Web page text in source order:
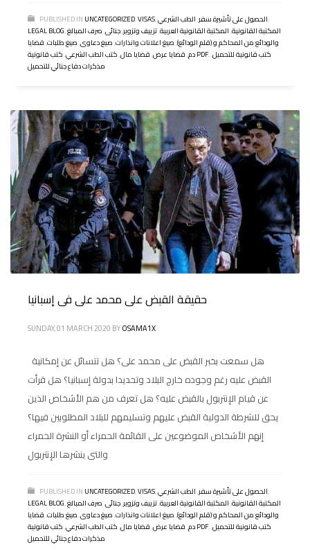
PUBLISHED IN UNCATEGORIZED,VISAS, الحصول على تأشيرة سفر,الطب الشرعي
,
LEGAL BLOG, المكتبة القانونية,المكتبة القانونية العربية,تزييف وتزوير,جنائى,صرف المبالغ
والودائع من المحاكم و (قلم الودائع),صيغ اعلانات وانذارات,صيغ دعاوى,صيغ طلبات,قضايا
دم,قضايا عرض,قضايا مال,كتب الطب الشرعي, كتب قانونية PDF, كتب قانونية للتحميل,
مذكرات دفاع جنائي للتحميل
حقيقة القبض على محمد على فى إسبانيا
SUNDAY, 01 MARCH 2020 BYOSAMA1X
القبض عليه رغم وجوده خارج البلاد وتحديدا بدولة إسبانيا؟ هل قرأت
عن قيام الإنتربول بالقبض عليه؟ هل تعرف من هم الأشخاص الذين
يحق للشرطة الدولية القبض عليهم وتسليمهم للبلاد المطلوبين فيها؟
إنهم الأشخاص الموضوعين على القائمة الحمراء أو النشرة الحمراء
والتى ينشرها الإنتربول
PUBLISHED IN UNCATEGORIZED,VISAS, الحصول على تأشيرة سفر,الطب الشرعي
,
LEGAL BLOG, المكتبة القانونية,المكتبة القانونية العربية,تزييف وتزوير,جنائى,صرف المبالغ
والودائع من المحاكم و (قلم الودائع),صيغ اعلانات وانذارات,صيغ دعاوى,صيغ طلبات,قضايا
دم,قضايا عرض,قضايا مال,كتب الطب الشرعي, كتب قانونية PDF, كتب قانونية للتحميل,
مذكرات دفاع جنائي للتحميل